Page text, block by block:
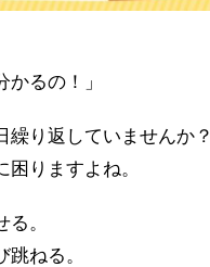
かるの！」
繰り返していませんか？
りますよね。
。
ねる。